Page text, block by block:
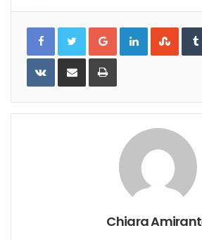
Google+LinkedIn
VKontakteShare
Email
Print
Chiara